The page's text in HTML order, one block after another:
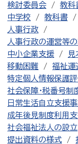
検討委員会
教科
中学校
教科書
人事行政
人事行政の運営等
中小企業支援
見
移動困難
福祉運
特定個人情報保護
社会保障・税番号制
日常生活自立支援
成年後見制度利用
社会福祉法人の設立
提出資料の様式